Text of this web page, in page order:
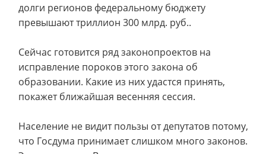
долги регионов федеральному бюджету
превышают триллион 300 млрд. руб..
Сейчас готовится ряд законопроектов на
исправление пороков этого закона об
образовании. Какие из них удастся принять,
покажет ближайшая весенняя сессия.
Население не видит пользы от депутатов потому,
что Госдума принимает слишком много законов.